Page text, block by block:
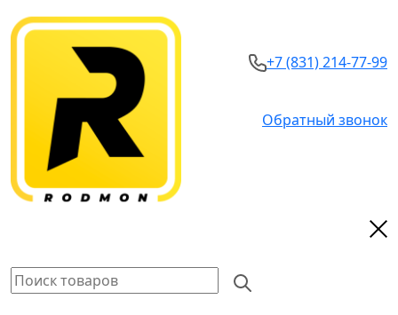
+7 (831) 214-77-99
Обратный звонок